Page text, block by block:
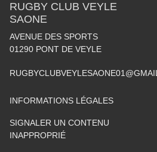
RUGBY CLUB VEYLE
SAONE
AVENUE DES SPORTS
01290 PONT DE VEYLE
INFORMATIONS LÉGALES
SIGNALER UN CONTENU
INAPPROPRIÉ